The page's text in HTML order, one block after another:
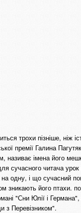
трохи пізніше, ніж
премії Галина
називає імена його
сучасного читача урок
на одну, і що сучасний
зникають його птахи.
"Сни Юлії і
з Перевізником".